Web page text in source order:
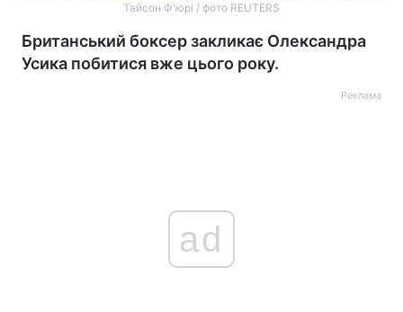
Тайсон Ф'юрі / фото REUTERS
Британський боксер закликає Олександра
Усика побитися вже цього року.
Реклама
ad